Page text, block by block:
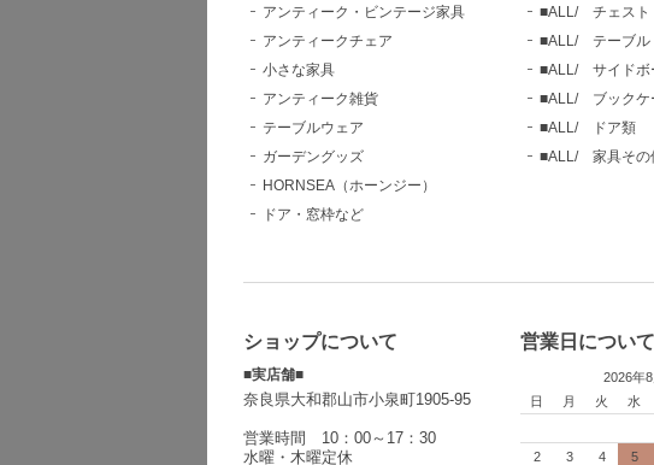
アンティーク・ビンテージ家具
アンティークチェア
小さな家具
アンティーク雑貨
テーブルウェア
ガーデングッズ
HORNSEA（ホーンジー）
ドア・窓枠など
■ALL/ チェスト
■ALL/ テーブル
■ALL/ サイドボ
■ALL/ ブックケ
■ALL/ ドア類
■ALL/ 家具その
ショップについて
■実店舗■
奈良県大和郡山市小泉町1905-95
営業時間 10：00～17：30
水曜・木曜定休
営業日について
2026年8
日
月 火 水
2
3 4 5